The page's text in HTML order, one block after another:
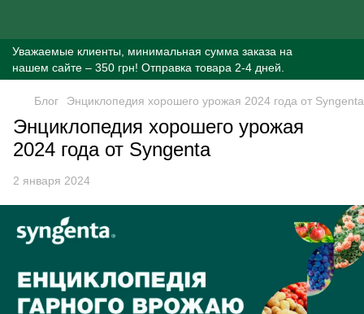
Уважаемые клиенты, минимальная сумма заказа на
нашем сайте – 350 грн! Отправка товара 2-4 дней.
Блог Энциклопедия хорошего урожая 2024 года от Syngenta
Энциклопедия хорошего урожая
2024 года от Syngenta
2 января 2024